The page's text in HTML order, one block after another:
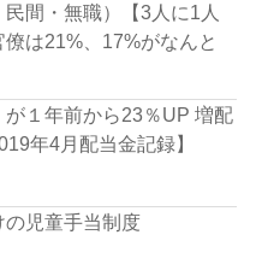
間・無職）【3人に1人
は21%、17%がなんと
１年前から23％UP 増配
年4月配当金記録】
の児童手当制度